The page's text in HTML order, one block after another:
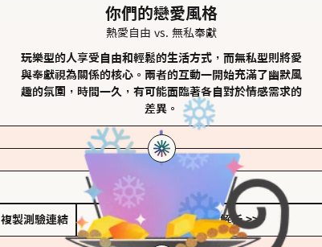
你們的戀愛風格
熱愛自由 vs. 無私奉獻
玩樂型的人享受自由和輕鬆的生活方式，而無私型則將愛
與奉獻視為關係的核心。兩者的互動一開始充滿了幽默風
趣的氛圍，時間一久，有可能面臨著各自對於情感需求的
差異。
儲存我的結果圖
複製測驗連結 查看香氛類型全解析 >>>